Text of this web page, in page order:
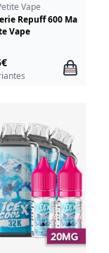
Vape
Repuff 600 Ma
Vape